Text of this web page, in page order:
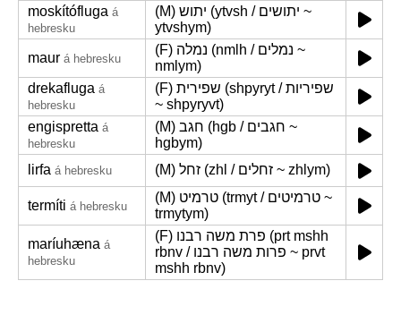
moskítófluga á
hebresku
(M) יתוש (ytvsh / יתושים ~
ytvshym)
maur á hebresku
(F) נמלה (nmlh / נמלים ~
nmlym)
drekafluga á
hebresku
(F) שפירית (shpyryt / שפיריות
~ shpyryvt)
engispretta á
hebresku
(M) חגב (hgb / חגבים ~
hgbym)
lirfa á hebresku (M) זחל (zhl / זחלים ~ zhlym)
termíti á hebresku
(M) טרמיט (trmyt / טרמיטים ~
trmytym)
maríuhæna á
hebresku
(F) פרת משה רבנו (prt mshh
rbnv / פרות משה רבנו ~ prvt
mshh rbnv)